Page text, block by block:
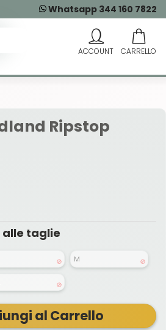
Whatsapp 344 160 7822
Ripstop
alle taglie
M
al Carrello